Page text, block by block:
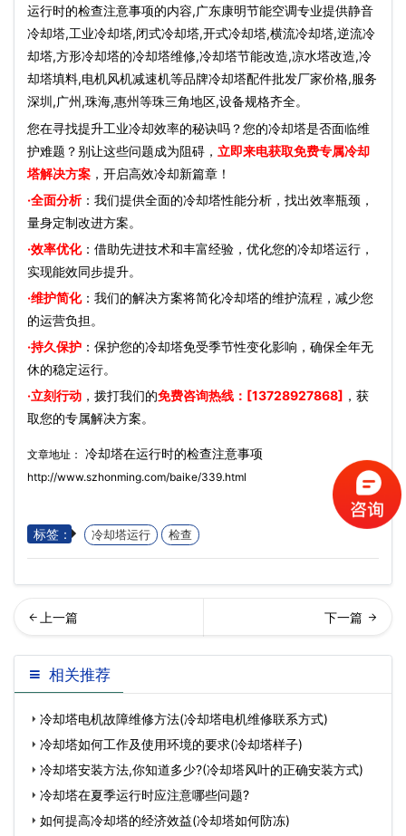
运行时的检查注意事项的内容,广东康明节能空调专业提供静音
冷却塔,工业冷却塔,闭式冷却塔,开式冷却塔,横流冷却塔,逆流冷
却塔,方形冷却塔的冷却塔维修,冷却塔节能改造,凉水塔改造,冷
却塔填料,电机风机减速机等品牌冷却塔配件批发厂家价格,服务
深圳,广州,珠海,惠州等珠三角地区,设备规格齐全。
您在寻找提升工业冷却效率的秘诀吗？您的冷却塔是否面临维
护难题？别让这些问题成为阻碍， 立即来电获取免费专属冷却
塔解决方案 ，开启高效冷却新篇章！
·全面分析：我们提供全面的冷却塔性能分析，找出效率瓶颈，
量身定制改进方案。
·效率优化：借助先进技术和丰富经验，优化您的冷却塔运行，
实现能效同步提升。
·维护简化：我们的解决方案将简化冷却塔的维护流程，减少您
的运营负担。
·持久保护 ：保护您的冷却塔免受季节性变化影响，确保全年无
休的稳定运行。
·立刻行动 ，拨打我们的免费咨询热线：[13728927868] ，获
取您的专属解决方案。
文章地址： 冷却塔在运行时的检查注意事项
http://www.szhonming.com/baike/339.html
标签： 冷却塔运行 检查
璃钢冷却塔有什么独特性
能？…
却塔在雨季怎样进行维护
相关推荐
冷却塔电机故障维修方法(冷却塔电机维修联系方式)
冷却塔如何工作及使用环境的要求(冷却塔样子)
冷却塔安装方法,你知道多少?(冷却塔风叶的正确安装方式)
冷却塔在夏季运行时应注意哪些问题?
如何提高冷却塔的经济效益(冷却塔如何防冻)